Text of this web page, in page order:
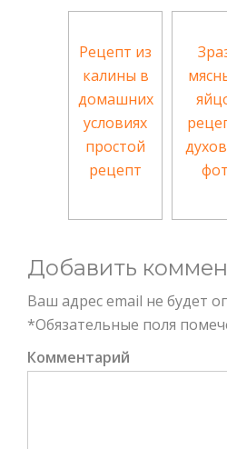
Рецепт из
калины в
домашних
условиях
простой
рецепт
Добавить
Ваш адрес email не будет
Обязательные поля
*
Комментарий